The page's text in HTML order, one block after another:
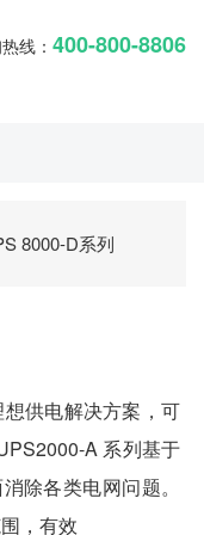
线： 400-800-8806
8000-D系列
供电解决方案，可
A 系列基于
除各类电网问题。
，有效